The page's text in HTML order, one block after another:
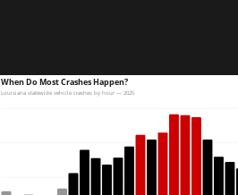
When Do Most Crashes Happen?
Louisiana statewide vehicle crashes by hour — 2025